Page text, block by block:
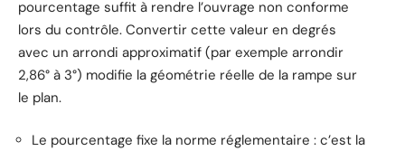
pourcentage suffit à rendre l’ouvrage non conforme
lors du contrôle. Convertir cette valeur en degrés
avec un arrondi approximatif (par exemple arrondir
2,86° à 3°) modifie la géométrie réelle de la rampe sur
le plan.
Le pourcentage fixe la norme réglementaire : c’est la